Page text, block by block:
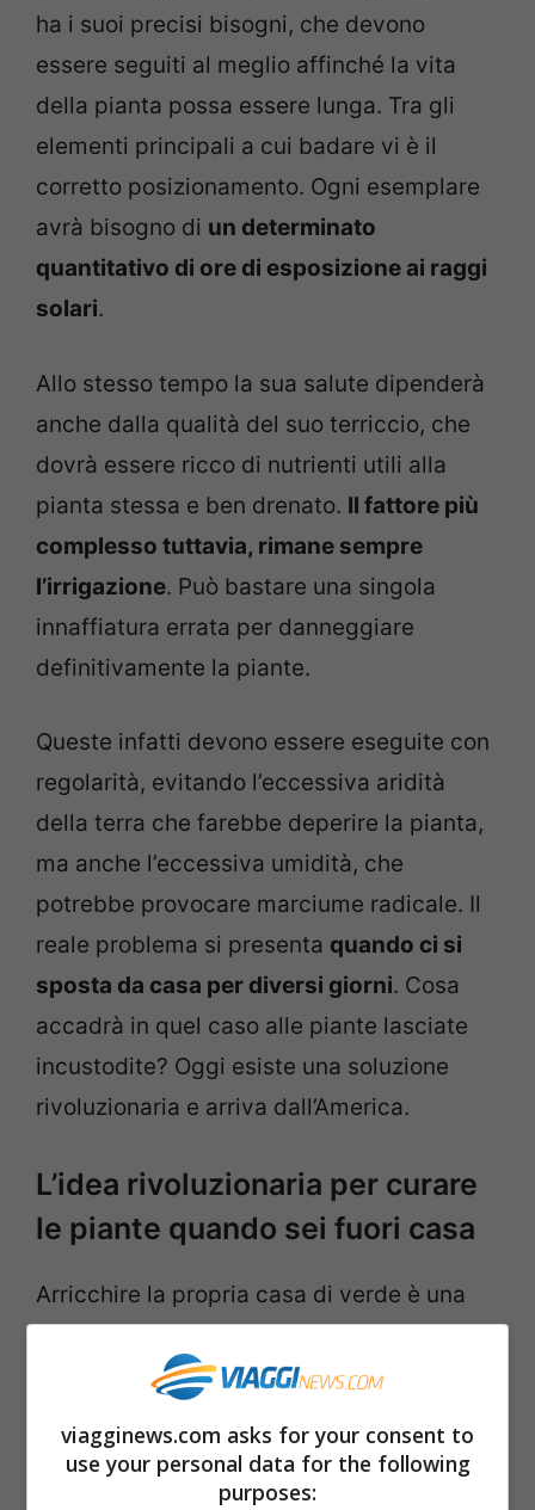
ha i suoi precisi bisogni, che devono
essere seguiti al meglio affinché la vita
della pianta possa essere lunga. Tra gli
elementi principali a cui badare vi è il
corretto posizionamento. Ogni esemplare
avrà bisogno di un determinato
quantitativo di ore di esposizione ai raggi
solari.
Allo stesso tempo la sua salute dipenderà
anche dalla qualità del suo terriccio, che
dovrà essere ricco di nutrienti utili alla
pianta stessa e ben drenato. Il fattore più
complesso tuttavia, rimane sempre
l’irrigazione. Può bastare una singola
innaffiatura errata per danneggiare
definitivamente la piante.
Queste infatti devono essere eseguite con
regolarità, evitando l’eccessiva aridità
della terra che farebbe deperire la pianta,
ma anche l’eccessiva umidità, che
potrebbe provocare marciume radicale. Il
reale problema si presenta quando ci si
sposta da casa per diversi giorni. Cosa
accadrà in quel caso alle piante lasciate
incustodite? Oggi esiste una soluzione
rivoluzionaria e arriva dall’America.
L’idea rivoluzionaria per curare
le piante quando sei fuori casa
Arricchire la propria casa di verde è una
una pianta hanno poi la reale possibilità di
proprio come tutti gli altri,richiedono
attenzioni costanti per potersi mostrare
viagginews.com asks for your consent to
use your personal data for the following
purposes: